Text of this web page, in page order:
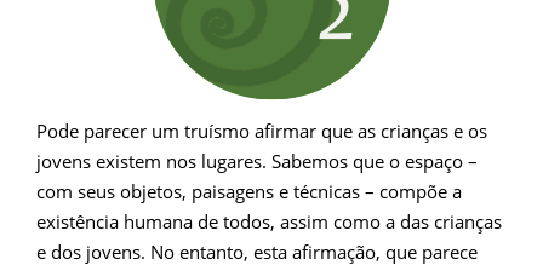
Pode parecer um truísmo afirmar que as crianças e os
jovens existem nos lugares. Sabemos que o espaço –
com seus objetos, paisagens e técnicas – compõe a
existência humana de todos, assim como a das crianças
e dos jovens. No entanto, esta afirmação, que parece